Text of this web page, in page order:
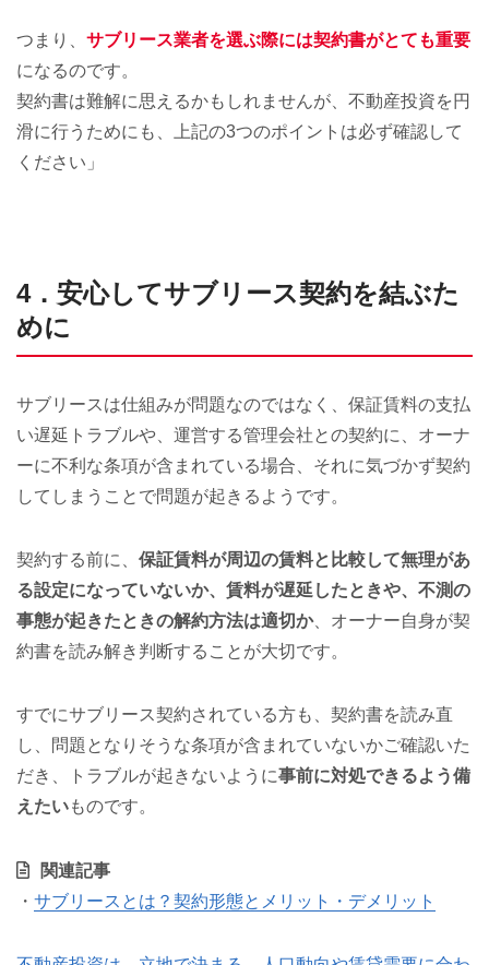
つまり、 サブリース業者を選ぶ際には契約書がとても重要
になるのです。
契約書は難解に思えるかもしれませんが、不動産投資を円
滑に行うためにも、上記の3つのポイントは必ず確認して
ください」
4．安心してサブリース契約を結ぶた
めに
サブリースは仕組みが問題なのではなく、保証賃料の支払
い遅延トラブルや、運営する管理会社との契約に、オーナ
ーに不利な条項が含まれている場合、それに気づかず契約
してしまうことで問題が起きるようです。
契約する前に、 保証賃料が周辺の賃料と比較して無理があ
る設定になっていないか、賃料が遅延したときや、不測の
事態が起きたときの解約方法は適切か、オーナー自身が契
約書を読み解き判断することが大切です。
すでにサブリース契約されている方も、契約書を読み直
し、問題となりそうな条項が含まれていないかご確認いた
だき、トラブルが起きないように事前に対処できるよう備
えたいものです。
関連記事
・ サブリースとは？契約形態とメリット・デメリット